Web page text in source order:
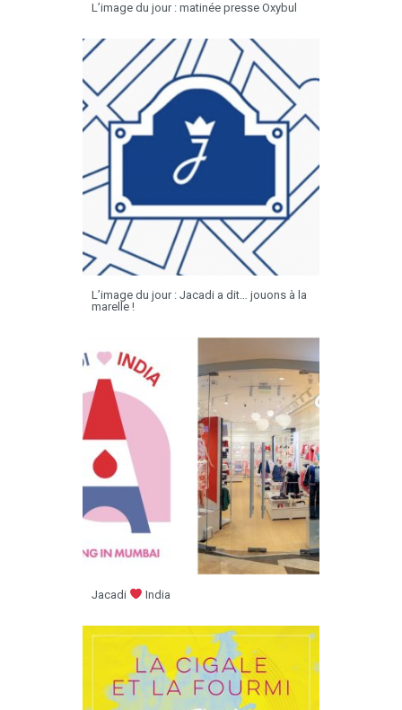
L’image du jour : matinée presse Oxybul
L’image du jour : Jacadi a dit… jouons à la
marelle !
Jacadi India